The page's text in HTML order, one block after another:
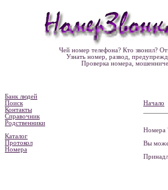
Чей номер телефона? Кто звонил?
Узнать номер, развод,
Проверка номера,
Банк людей
Поиск
Контакты
Справочник
Родственники
Каталог
Протокол
Номера
Начало
Номера
Вы